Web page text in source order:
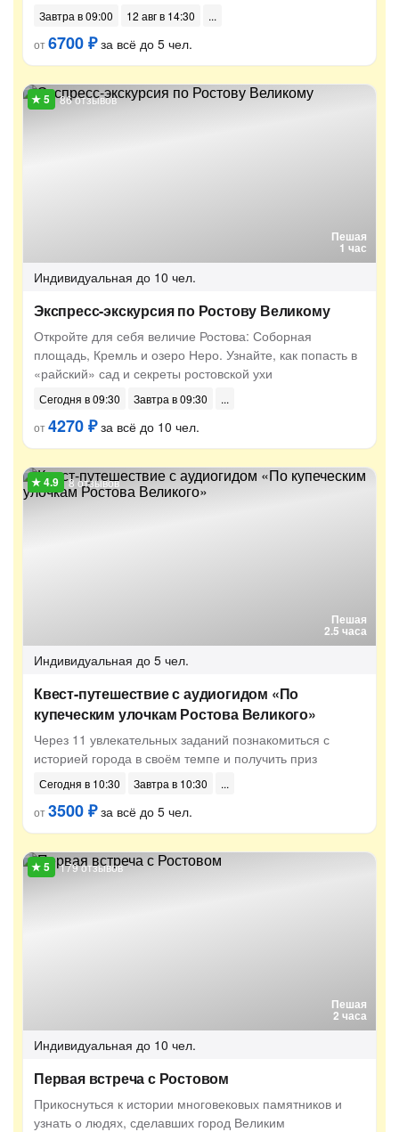
Завтра в 09:00
12 авг в 14:30
от6700 ₽за всё до 5 чел.
Пешая
1 час
86 отзывов
Индивидуальная до 10 чел.
Экспресс-экскурсия по Ростову Великому
Откройте для себя величие Ростова: Соборная
площадь, Кремль и озеро Неро. Узнайте, как попасть в
«райский» сад и секреты ростовской ухи
Сегодня в 09:30
Завтра в 09:30
от4270 ₽за всё до 10 чел.
Пешая
2.5 часа
8 отзывов
Индивидуальная до 5 чел.
Квест-путешествие с аудиогидом «По
купеческим улочкам Ростова Великого»
Через 11 увлекательных заданий познакомиться с
историей города в своём темпе и получить приз
Сегодня в 10:30
Завтра в 10:30
от3500 ₽за всё до 5 чел.
Пешая
2 часа
179 отзывов
Индивидуальная до 10 чел.
Первая встреча с Ростовом
Прикоснуться к истории многовековых памятников и
узнать о людях, сделавших город Великим